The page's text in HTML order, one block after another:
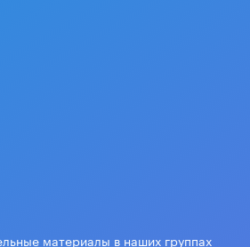
материалы в наших группах